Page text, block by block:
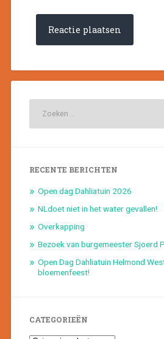
RECENTE BERICHTEN
Open dag Dahliatuin 2026
NLdoet niet in het water gevallen!
Overkapping
Bezoek van burgemeester Sjoerd
Open Dag Dahliatuin Helmond
bloemenfeest!
CATEGORIEËN